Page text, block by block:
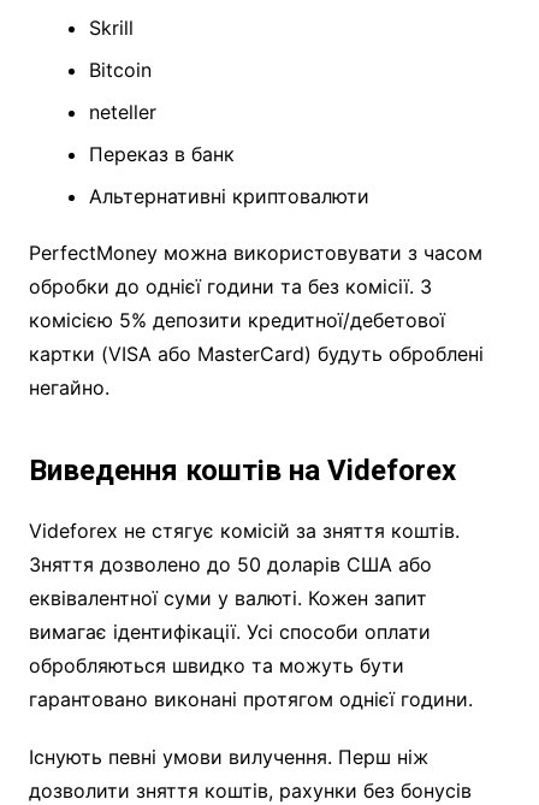
Skrill
Bitcoin
neteller
Переказ в банк
Альтернативні криптовалюти
PerfectMoney можна використовувати з часом
обробки до однієї години та без комісії. З
комісією 5% депозити кредитної/дебетової
картки (VISA або MasterCard) будуть оброблені
негайно.
Виведення коштів на Videforex
Videforex не стягує комісій за зняття коштів.
Зняття дозволено до 50 доларів США або
еквівалентної суми у валюті. Кожен запит
вимагає ідентифікації. Усі способи оплати
обробляються швидко та можуть бути
гарантовано виконані протягом однієї години.
Існують певні умови вилучення. Перш ніж
дозволити зняття коштів, рахунки без бонусів